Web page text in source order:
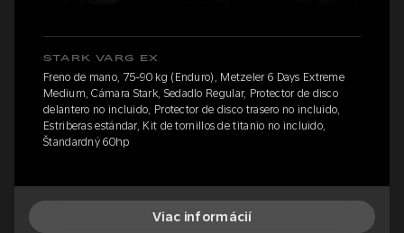
STARK VARG EX
Freno de mano, 75-90 kg (Enduro), Metzeler 6 Days Extreme
Medium, Cámara Stark, Sedadlo Regular, Protector de disco
delantero no incluido, Protector de disco trasero no incluido,
Estriberas estándar, Kit de tornillos de titanio no incluido,
Štandardný 60hp
Viac informácií